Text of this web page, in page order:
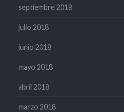
septiembre 2018
julio 2018
junio 2018
mayo 2018
abril 2018
marzo 2018